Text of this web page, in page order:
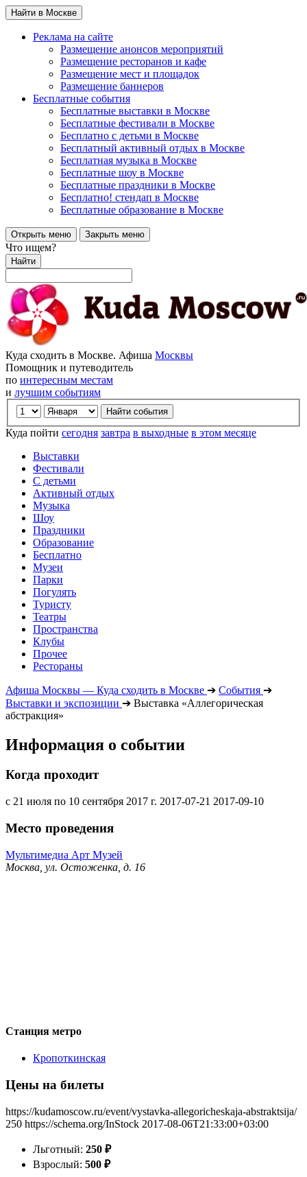
Найти в Москве
Реклама на сайте
Размещение анонсов мероприятий
Размещение ресторанов и кафе
Размещение мест и площадок
Размещение баннеров
Бесплатные события
Бесплатные выставки в Москве
Бесплатные фестивали в Москве
Бесплатно с детьми в Москве
Бесплатный активный отдых в Москве
Бесплатная музыка в Москве
Бесплатные шоу в Москве
Бесплатные праздники в Москве
Бесплатно! стендап в Москве
Бесплатные образование в Москве
Открыть меню Закрыть меню
Что ищем?
Найти
Куда сходить в Москве. Афиша Москвы
Помощник и путеводитель
по интересным местам
и лучшим событиям
Куда пойти сегодня завтра в выходные в этом месяце
Выставки
Фестивали
С детьми
Активный отдых
Музыка
Шоу
Праздники
Образование
Бесплатно
Музеи
Парки
Погулять
Туристу
Театры
Пространства
Клубы
Прочее
Рестораны
Афиша Москвы — Куда сходить в Москве ➔ События ➔
Выставки и экспозиции ➔ Выставка «Аллегорическая
абстракция»
Информация о событии
Когда проходит
с 21 июля по 10 сентября 2017 г. 2017-07-21 2017-09-10
Место проведения
Мультимедиа Арт Музей
Москва, ул. Остоженка, д. 16
Станция метро
Кропоткинская
Цены на билеты
https://kudamoscow.ru/event/vystavka-allegoricheskaja-abstraktsija/
250 https://schema.org/InStock 2017-08-06T21:33:00+03:00
Льготный: 250 ₽
Взрослый: 500 ₽